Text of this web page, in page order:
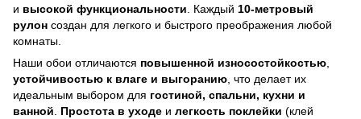
и высокой функциональности . Каждый 10-метровый
рулон создан для легкого и быстрого преображения любой
комнаты.
Наши обои отличаются повышенной износостойкостью
устойчивостью к влаге и выгоранию , что делает их
идеальным выбором для гостиной, спальни, кухни и
ванной
Простота в уходе и легкость поклейки (клей